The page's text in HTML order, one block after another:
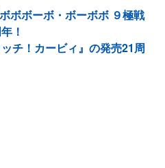
ボボーボ・ボーボボ ９極戦
！
チ！カービィ』の発売21周